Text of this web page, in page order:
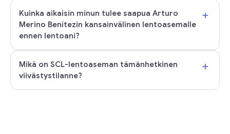
Kuinka aikaisin minun tulee saapua Arturo
Merino Benítezin kansainvälinen lentoasemalle
ennen lentoani?
+
Mikä on SCL-lentoaseman tämänhetkinen
viivästystilanne?
+